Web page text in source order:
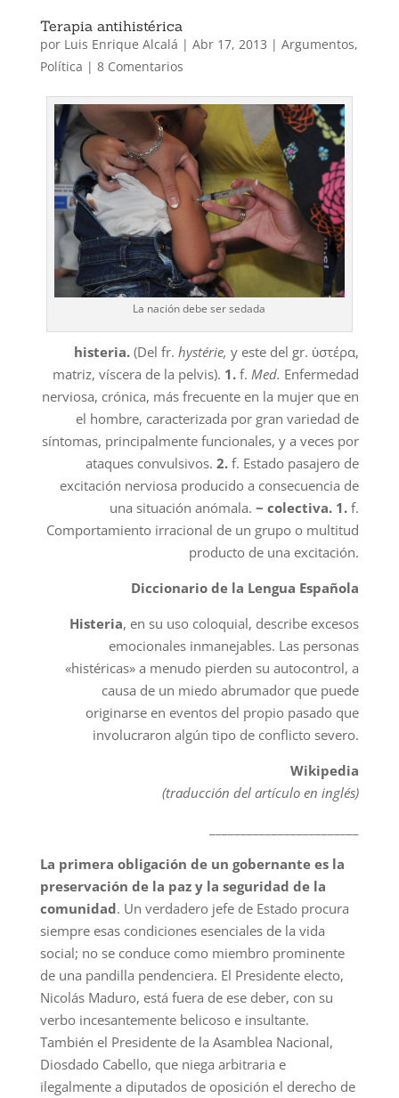
Terapia antihistérica
por Luis Enrique Alcalá | Abr 17, 2013 | Argumentos,
Política | 8 Comentarios
La nación debe ser sedada
histeria.(Del fr.hystérie, y este del gr. ὑστέρα,
matriz, víscera de la pelvis). 1. f. Med. Enfermedad
nerviosa, crónica, más frecuente en la mujer que en
el hombre, caracterizada por gran variedad de
síntomas, principalmente funcionales, y a veces por
ataques convulsivos.2. f. Estado pasajero de
excitación nerviosa producido a consecuencia de
una situación anómala.~ colectiva. 1. f.
Comportamiento irracional de un grupo o multitud
producto de una excitación.
Diccionario de la Lengua Española
Histeria, en su uso coloquial, describe excesos
emocionales inmanejables. Las personas
«histéricas» a menudo pierden su autocontrol, a
causa de un miedo abrumador que puede
originarse en eventos del propio pasado que
involucraron algún tipo de conflicto severo.
Wikipedia
(traducción del artículo en inglés)
La primera obligación de un gobernante es la
preservación de la paz y la seguridad de la
comunidad. Un verdadero jefe de Estado procura
siempre esas condiciones esenciales de la vida
social; no se conduce como miembro prominente
de una pandilla pendenciera. El Presidente electo,
Nicolás Maduro, está fuera de ese deber, con su
verbo incesantemente belicoso e insultante.
También el Presidente de la Asamblea Nacional,
Diosdado Cabello, que niega arbitraria e
ilegalmente a diputados de oposición el derecho de